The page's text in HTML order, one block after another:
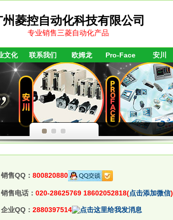
州菱控自动化科技有限公司
专业销售三菱自动化产品
文化 联系我们 欧姆龙 Pro-Face 安川
销售QQ： 800820880
销售电话： 020-28625769 18602052818(点击添加微信)
企业QQ： 2880397514